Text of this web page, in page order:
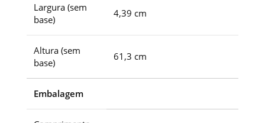
Largura (sem
base)
4,39 cm
Altura (sem
base)
61,3 cm
Embalagem